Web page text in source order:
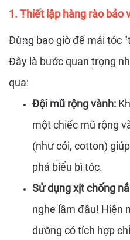
*
*
* *
*
*
1. Thiết lập hàng rào bảo
Đừng bao giờ để mái tóc
Đây là bước quan trọng
qua:
Đội mũ rộng vành:
một chiếc mũ rộng
(như cói, cotton)
phá biểu bì tóc.
Sử dụng xịt chống
nghe lầm đâu! Hiện
dưỡng có tích hợp